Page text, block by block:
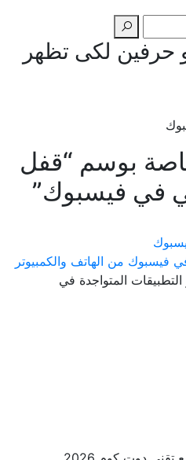
لكى تظهر
بوسم “قفل
في فيسبوك”
من الهاتف والكمبيوتر
المتواجدة في